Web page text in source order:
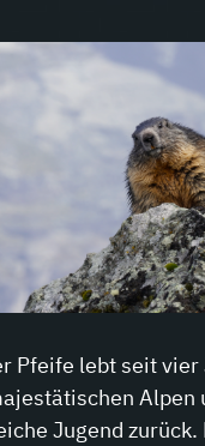
Pfeife lebt seit vier
Alpen
Jugend zurück.